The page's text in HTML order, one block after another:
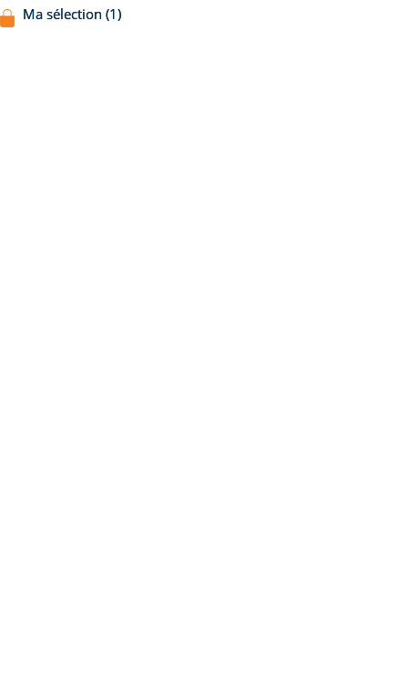
Ma sélection (1)